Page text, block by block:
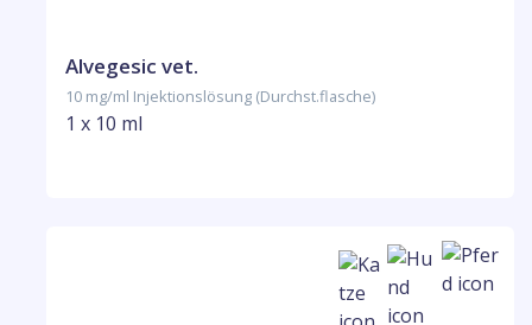
Alvegesic vet.
10 mg/ml Injektionslösung (Durchst.flasche)
1 x 10 ml